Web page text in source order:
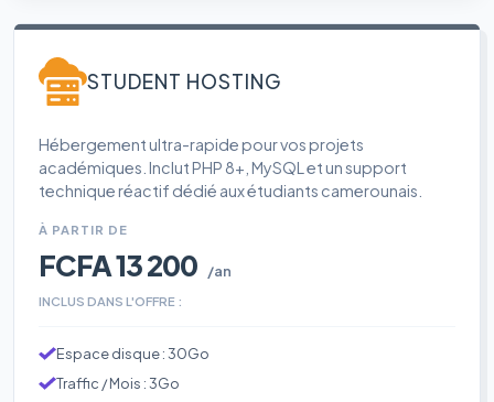
STUDENT HOSTING
Hébergement ultra-rapide pour vos projets
académiques. Inclut PHP 8+, MySQL et un support
technique réactif dédié aux étudiants camerounais.
À PARTIR DE
FCFA 13 200 /an
INCLUS DANS L'OFFRE :
Espace disque : 30Go
Traffic / Mois : 3Go